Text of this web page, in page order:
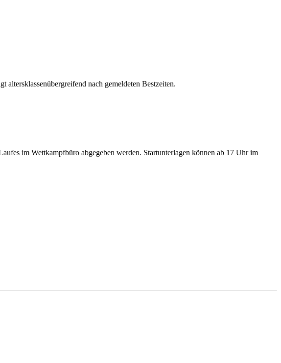
nach gemeldeten Bestzeiten.
im Wettkampfbüro abgegeben werden. Startunterlagen können ab 17 Uhr im